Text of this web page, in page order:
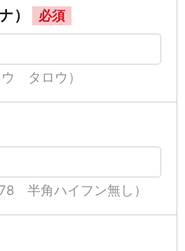
） 必須
ウ タロウ）
半角ハイフン無し）